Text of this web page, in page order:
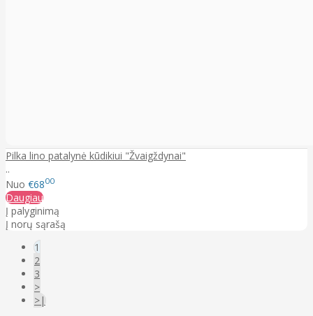
Pilka lino patalynė kūdikiui "Žvaigždynai"
..
Nuo €6800
Daugiau
Į palyginimą
Į norų sąrašą
1
2
3
>
>|